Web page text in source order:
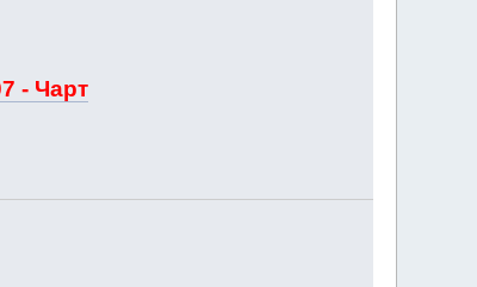
- Чарт